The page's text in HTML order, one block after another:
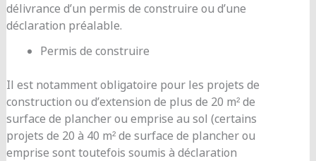
délivrance d’un permis de construire ou d’une
déclaration préalable.
Permis de construire
Il est notamment obligatoire pour les projets de
construction ou d’extension de plus de 20 m² de
surface de plancher ou emprise au sol (certains
projets de 20 à 40 m² de surface de plancher ou
emprise sont toutefois soumis à déclaration